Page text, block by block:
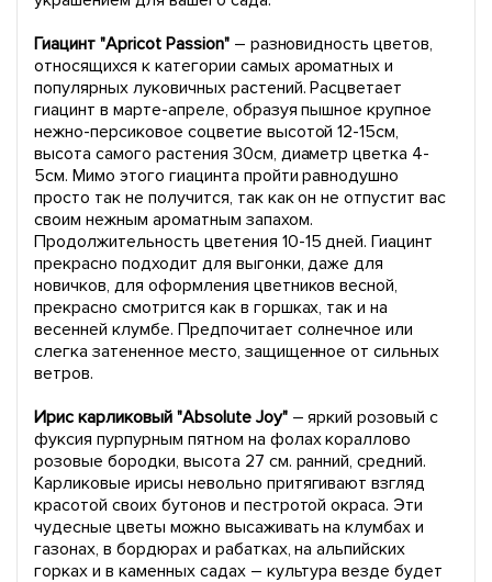
Гиацинт "Apricot Passion" – разновидность цветов,
относящихся к категории самых ароматных и
популярных луковичных растений. Расцветает
гиацинт в марте-апреле, образуя пышное крупное
нежно-персиковое соцветие высотой 12-15см,
высота самого растения 30см, диаметр цветка 4-
5см. Мимо этого гиацинта пройти равнодушно
просто так не получится, так как он не отпустит вас
своим нежным ароматным запахом.
Продолжительность цветения 10-15 дней. Гиацинт
прекрасно подходит для выгонки, даже для
новичков, для оформления цветников весной,
прекрасно смотрится как в горшках, так и на
весенней клумбе. Предпочитает солнечное или
слегка затененное место, защищенное от сильных
ветров.
Ирис карликовый "Absolute Joy"– яркий розовый с
фуксия пурпурным пятном на фолах кораллово
розовые бородки, высота 27 см. ранний, средний.
Карликовые ирисы невольно притягивают взгляд
красотой своих бутонов и пестротой окраса. Эти
чудесные цветы можно высаживать на клумбах и
газонах, в бордюрах и рабатках, на альпийских
горках и в каменных садах – культура везде будет